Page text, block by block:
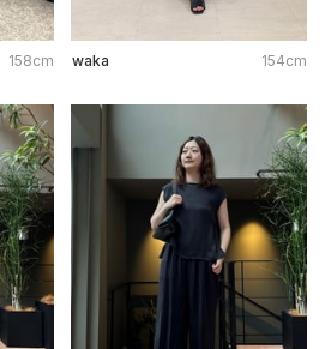
158cm waka 154cm